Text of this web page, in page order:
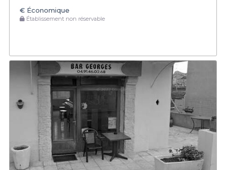
€ Économique
Établissement non réservable